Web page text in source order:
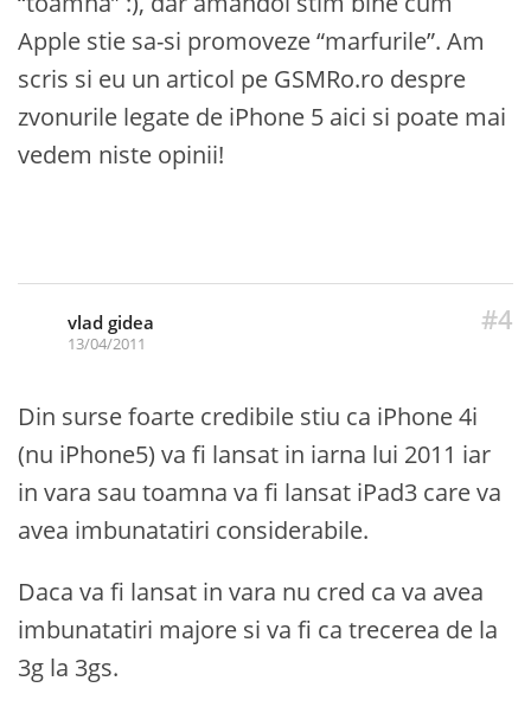
Apple stie sa-si promoveze “marfurile”. Am
scris si eu un articol pe GSMRo.ro despre
zvonurile legate de iPhone 5 aici si poate mai
vedem niste opinii!
#4
vlad gidea
13/04/2011
Din surse foarte credibile stiu ca iPhone 4i
(nu iPhone5) va fi lansat in iarna lui 2011 iar
in vara sau toamna va fi lansat iPad3 care va
avea imbunatatiri considerabile.
Daca va fi lansat in vara nu cred ca va avea
imbunatatiri majore si va fi ca trecerea de la
3g la 3gs.